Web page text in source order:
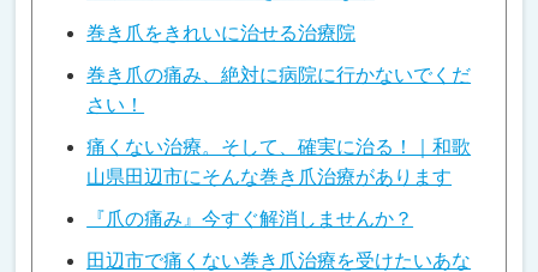
巻き爪をきれいに治せる治療院
巻き爪の痛み、絶対に病院に行かないでくだ
さい！
痛くない治療。そして、確実に治る！｜和歌
山県田辺市にそんな巻き爪治療があります
『爪の痛み』今すぐ解消しませんか？
田辺市で痛くない巻き爪治療を受けたいあな